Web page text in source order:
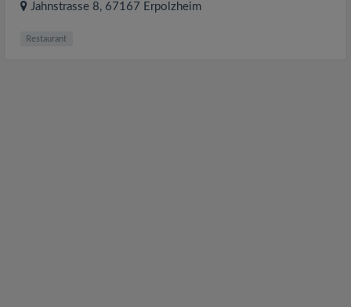
Jahnstrasse 8, 67167 Erpolzheim
Restaurant